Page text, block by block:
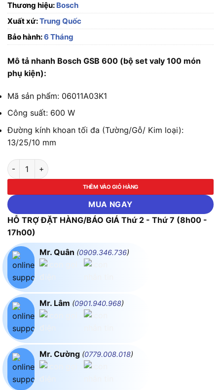
Thương hiệu: Bosch
Xuất xứ:Trung Quốc
Bảo hành:6 Tháng
Mô tả nhanh Bosch GSB 600 (bộ set valy 100 món
phụ kiện):
Mã sản phẩm: 06011A03K1
Công suất: 600 W
Đường kính khoan tối đa (Tường/Gỗ/ Kim loại):
13/25/10 mm
Máy khoan động lực Bosch GSB 600 (bộ set valy 100 món
THÊM VÀO GIỎ HÀNG
MUA NGAY
HỖ TRỢ ĐẶT HÀNG/BÁO GIÁ Thứ 2 - Thứ 7 (8h00 -
17h00)
Mr. Quân (0909.346.736)
Mr. Lâm (0901.940.968)
Mr. Cường (0779.008.018)